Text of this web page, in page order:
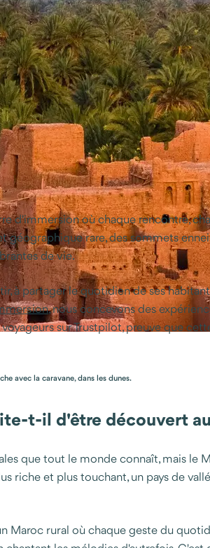
d'immersion où chaque rencontre,
rare, des sommets
de vie.
à partager le quotidien de ses
, nous concevons des
sur Trustpilot, preuve que
avec la caravane, dans les dunes.
t-il d'être découvert
que tout le monde connaît, mais le
riche et plus touchant, un pays de
Maroc rural où chaque geste du